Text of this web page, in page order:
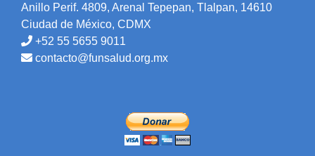
Anillo Perif. 4809, Arenal Tepepan, Tlalpan, 14610
Ciudad de México, CDMX
+52 55 5655 9011
contacto@funsalud.org.mx